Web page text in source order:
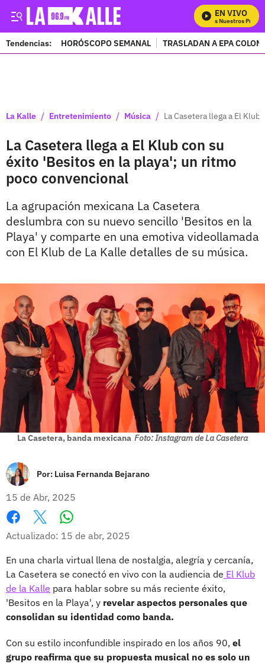
EN VIVO
Mira Todos Nuestros
Tendencias: HORÓSCOPO SEMANAL TRASLADAN A EPA
La Kalle / Entretenimiento / Música / La Casetera llega a El
La Casetera llega a El Klub con su
éxito 'Besitos en la playa'; un ritmo
poco convencional
La agrupación mexicana La Casetera
deslumbra con su nuevo sencillo 'Besitos en la
Playa' y comparte en una emotiva videollamada
con El Klub de La Kalle detalles de su música.
La Casetera, banda mexicana Foto: Instagram de La Casetera
Por: Luisa Fernanda Bejarano
15 de Abr, 2025
Facebook
X
Actualizado: 15 de abr, 2025
En una charla virtual llena de nostalgia, alegría y cercanía,
La Casetera se conectó en vivo con la audiencia de El Klub
de la Kalle para hablar sobre su más reciente éxito,
'Besitos en la Playa', y revelar aspectos personales que
consolidan su identidad como banda.
Con su estilo inconfundible inspirado en los años 90, el
grupo reafirma que su propuesta musical no es solo un